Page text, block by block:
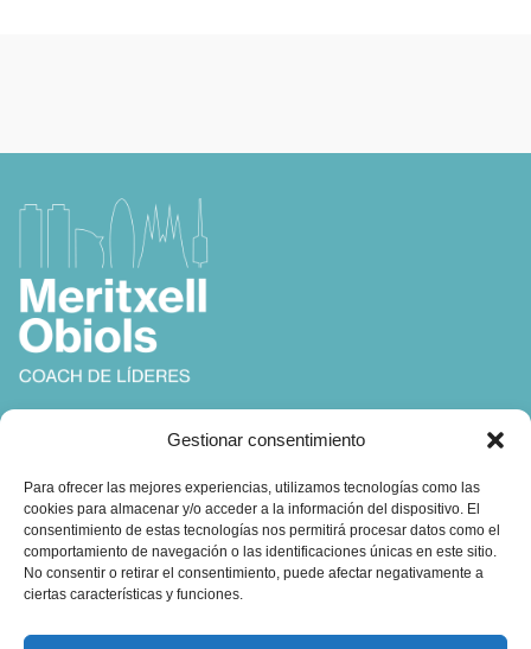
Gestionar consentimiento
Para ofrecer las mejores experiencias, utilizamos tecnologías como las
cookies para almacenar y/o acceder a la información del dispositivo. El
consentimiento de estas tecnologías nos permitirá procesar datos como el
comportamiento de navegación o las identificaciones únicas en este sitio.
No consentir o retirar el consentimiento, puede afectar negativamente a
ciertas características y funciones.
Coaching, Inteligencia Emocional y Liderazgo